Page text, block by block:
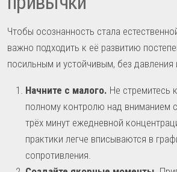
Чтобы осознанность стала
важно подходить к её развитию
посильным и устойчивым, без давления
Начните с малого. Не стремитесь
полному контролю над вниманием
трёх минут ежедневной
практики легче вписываются в
сопротивления.